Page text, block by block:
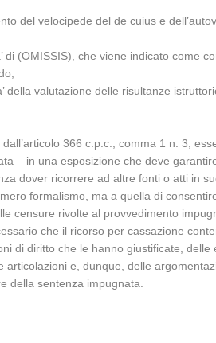
del velocipede del de cuius e
(OMISSIS), che viene indicato come
della valutazione delle risultanze
366 c.p.c., comma 1 n. 3,
– in una esposizione che deve
dover ricorrere ad altre fonti o atti in
formalismo, ma a quella di
censure rivolte al provvedimento
che il ricorso per cassazione
di diritto che le hanno giustificate, delle
e, dunque, delle
della sentenza impugnata.